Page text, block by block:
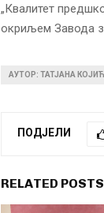
„Квалитет
окриљем Завода
АУТОР: ТАТЈАНА КОЈИЋ
ПОДЈЕЛИ
RELATED POSTS